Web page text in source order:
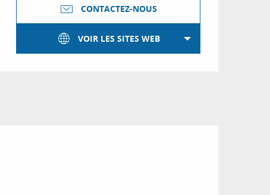
CONTACTEZ-NOUS
VOIR LES SITES WEB